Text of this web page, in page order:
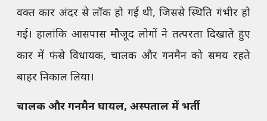
वक्त कार अंदर से लॉक हो गई थी, जिससे स्थिति गंभीर हो
गई। हालांकि आसपास मौजूद लोगों ने तत्परता दिखाते हुए
कार में फंसे विधायक, चालक और गनमैन को समय रहते
बाहर निकाल लिया।
चालक और गनमैन घायल, अस्पताल में भर्ती